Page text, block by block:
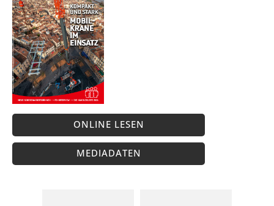
ONLINE LESEN
MEDIADATEN